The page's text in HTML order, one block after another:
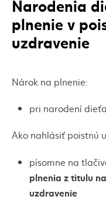
Narodenia
plnenie v
uzdravenie
Nárok na plnenie:
pri narodení
Ako nahlásiť poistnú
písomne na
plnenia z titulu
uzdravenie